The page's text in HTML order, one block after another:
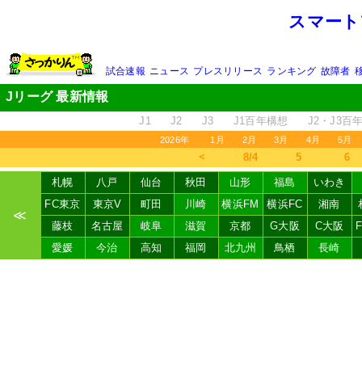
スマー
試合速報 ニュース プレスリリース ランキング 故障者
Jリーグ 最新情報
J1 J2 J3 J1百年構想 J2・J3百
2026年 1月 2月 3月 4月 5月
＜ 8/4 5 6
≪
札幌 八戸 仙台 秋田 山形 福島
いわき
FC東京
東京V 町田 川崎 横浜FM 横浜FC 湘南
藤枝
名古屋 岐阜 滋賀 京都 G大阪 C大阪
愛媛
今治 高知 福岡 北九州 鳥栖 長崎